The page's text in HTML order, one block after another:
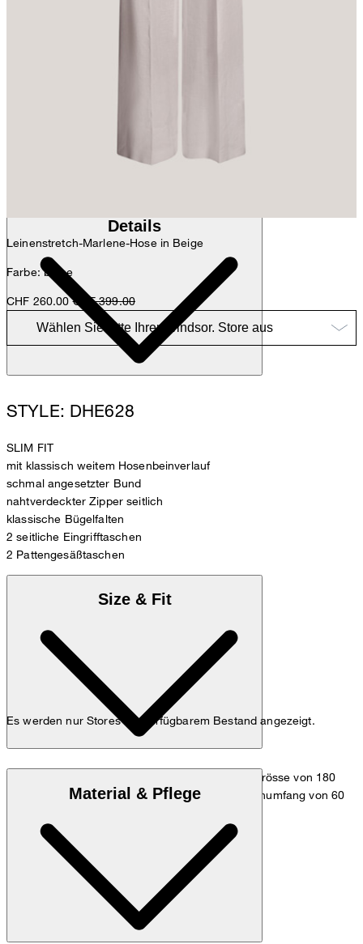
Leinenstretch-Marlene-Hose in Beige
Farbe: beige
CHF 260.00 CHF 399.00
Es werden nur Stores mit verfügbarem Bestand angezeigt.
Details
STYLE: DHE628
SLIM FIT
mit klassisch weitem Hosenbeinverlauf
schmal angesetzter Bund
nahtverdeckter Zipper seitlich
klassische Bügelfalten
2 seitliche Eingrifftaschen
2 Pattengesäßtaschen
Size & Fit
Das Model trägt die Grösse 36 bei einer Körpergrösse von 180
cm, einem Brustumfang von 83 cm, einem Taillenumfang von 60
Maßtabelle
Material & Pflege